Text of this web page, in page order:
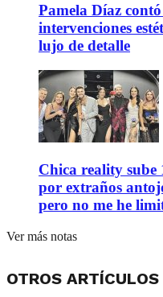
Pamela Díaz
intervenciones
lujo de detalle
Chica reality sube
por extraños
pero no me he
Ver más notas
OTROS